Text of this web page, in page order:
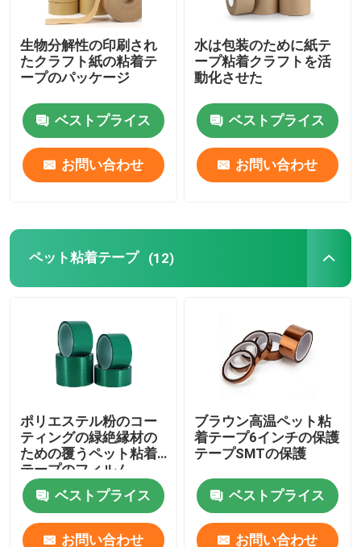
プロダクト
私達について
工場旅行
私達に連絡しなさい
ボップの粘着テープ
クラフト紙の粘着テープ
ペット粘着テープ
ポリ塩化ビニールの粘着テープ
生物分解性の印刷され
たクラフト紙の粘着テ
ープのパッケージ
ベストプライス
お問い合わせ
水は包装のために紙テ
ープ粘着クラフトを活
動化させた
ベストプライス
お問い合わせ
ペット粘着テープ (12)
ポリエステル粉のコー
ティングの緑絶縁材の
ための覆うペット粘着
テープのフィルム
ベストプライス
お問い合わせ
ブラウン高温ペット粘
着テープ6インチの保護
テープSMTの保護
ベストプライス
お問い合わせ